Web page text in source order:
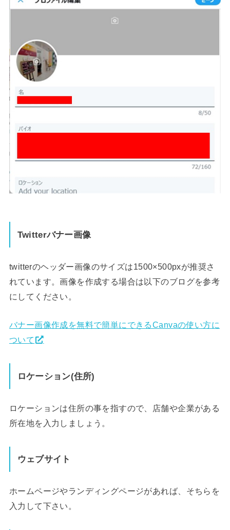
Twitterバナー画像
twitterのヘッダー画像のサイズは1500×500pxが推奨さ
れています。画像を作成する場合は以下のブログを参考
にしてください。
バナー画像作成を無料で簡単にできるCanvaの使い方に
ついて
ロケーション(住所)
ロケーションは住所の事を指すので、店舗や企業がある
所在地を入力しましょう。
ウェブサイト
ホームページやランディングページがあれば、そちらを
入力して下さい。